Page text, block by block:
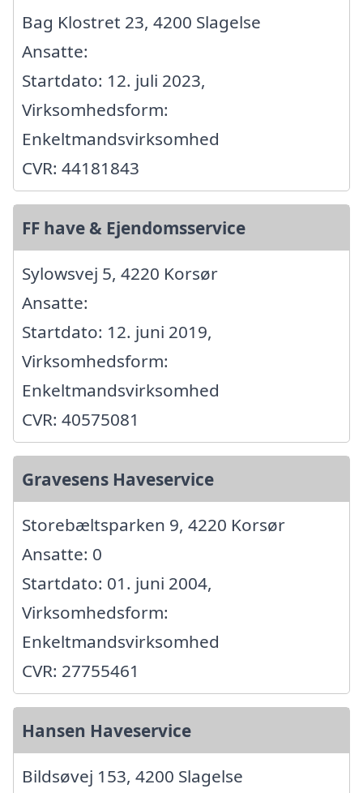
Bag Klostret 23, 4200 Slagelse
Ansatte:
Startdato: 12. juli 2023,
Virksomhedsform:
Enkeltmandsvirksomhed
CVR: 44181843
FF have & Ejendomsservice
Sylowsvej 5, 4220 Korsør
Ansatte:
Startdato: 12. juni 2019,
Virksomhedsform:
Enkeltmandsvirksomhed
CVR: 40575081
Gravesens Haveservice
Storebæltsparken 9, 4220 Korsør
Ansatte: 0
Startdato: 01. juni 2004,
Virksomhedsform:
Enkeltmandsvirksomhed
CVR: 27755461
Hansen Haveservice
Bildsøvej 153, 4200 Slagelse